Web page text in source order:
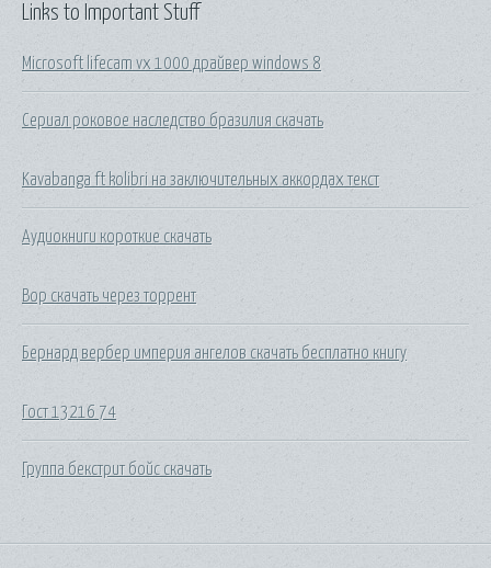
Links to Important Stuff
Microsoft lifecam vx 1000 драйвер windows 8
Сериал роковое наследство бразилия скачать
Kavabanga ft kolibri на заключительных аккордах текст
Аудиокниги короткие скачать
Вор скачать через торрент
Бернард вербер империя ангелов скачать бесплатно книгу
Гост 13216 74
Группа бекстрит бойс скачать